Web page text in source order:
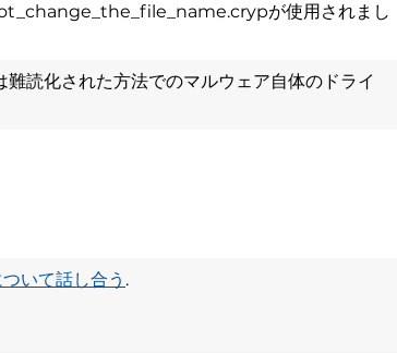
が使用されまし
読化された方法でのマルウェア自体のドライ
いて話し合う .